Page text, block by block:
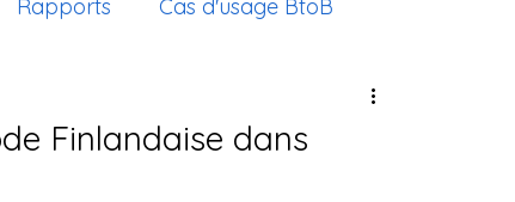
Rapports Cas d'usage BtoB
Finlandaise dans